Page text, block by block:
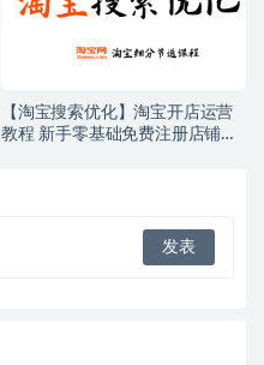
【淘宝搜索优化】淘宝开店运营
教程 新手零基础免费注册店铺开